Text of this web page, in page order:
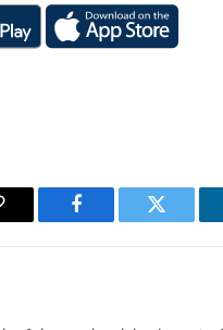
Facebook Twitter